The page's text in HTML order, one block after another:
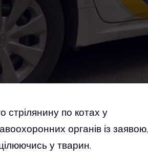
стрілянину по котах у
органів із заявою,
у тварин.